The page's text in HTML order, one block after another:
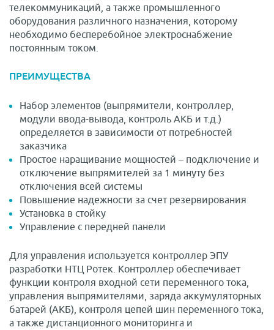
телекоммуникаций, а также промышленного
оборудования различного назначения, которому
необходимо бесперебойное электроснабжение
постоянным током.
ПРЕИМУЩЕСТВА
Набор элементов (выпрямители, контроллер,
модули ввода-вывода, контроль АКБ и т.д.)
определяется в зависимости от потребностей
заказчика
Простое наращивание мощностей – подключение и
отключение выпрямителей за 1 минуту без
отключения всей системы
Повышение надежности за счет резервирования
Установка в стойку
Управление с передней панели
Для управления используется контроллер ЭПУ
разработки НТЦ Ротек. Контроллер обеспечивает
функции контроля входной сети переменного тока,
управления выпрямителями, заряда аккумуляторных
батарей (АКБ), контроля цепей шин переменного тока,
а также дистанционного мониторинга и